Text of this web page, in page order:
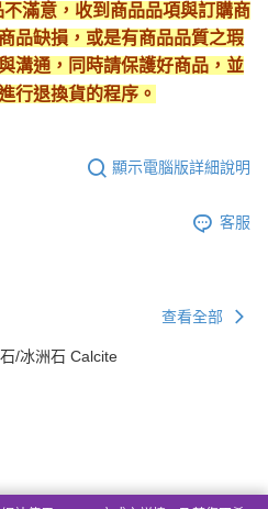
滿意，收到商品品項與訂購商
品缺損，或是有商品品質之瑕
溝通，同時請保護好商品，並
行退換貨的程序。
顯示電腦版詳細說明
客服
查看全部
/冰洲石 Calcite